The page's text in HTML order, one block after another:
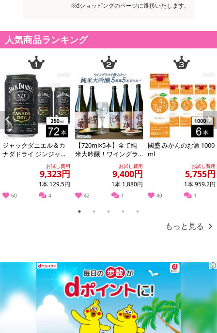
お申込みの際は 「商品情報」に記載されている「注意事項」を
必ずご確認ください。
【キャンセルについて】
※お申込み後のキャンセルはお受けできません。
記載されている内容を必ずご確認いただき、お届けする商品セット
にご納得いただきましたうえでお申し込みください。
※dショッピングのページに遷移いたします。
人気商品ランキング
Previous
ジャックダニエル＆カ
ナダドライ ジンジャー
ハイボール 350mlお試し費用
9,323円
1本 129.5円
60 4
【720ml×5本】全て純
米大吟醸！ワイングラ
スで飲みたい厳選5酒
お試し費用
9,400円
1本 1,880円
42 1
國盛 みかんのお酒 1000
ml
お試し費用
5,755円
1本 959.2円
40 1
Next
1 2 3 4 5
もっと見る